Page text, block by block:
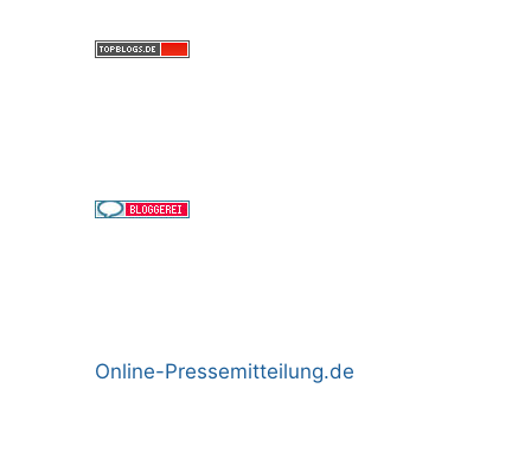
Online-Pressemitteilung.de